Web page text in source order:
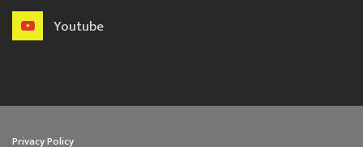
Youtube
Privacy Policy